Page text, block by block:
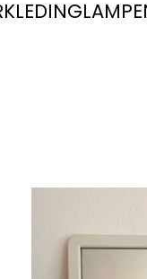
KLEDING